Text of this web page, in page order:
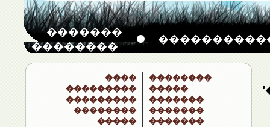
�������
��������
����
���������
���������
��������
�����
��������
�����
�������
�������
�������